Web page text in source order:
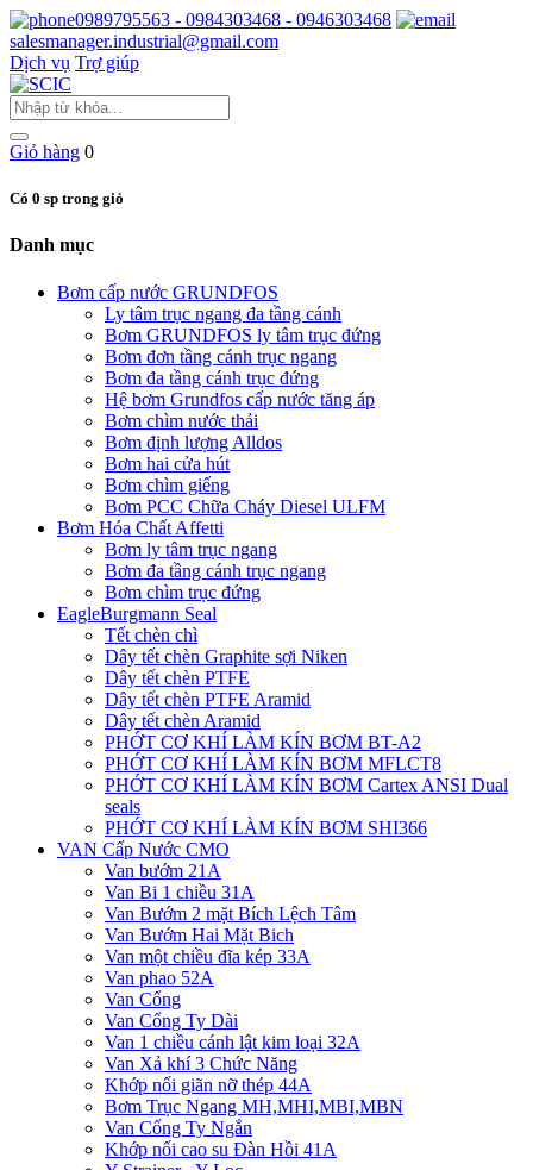
0989795563 - 0984303468 - 0946303468
salesmanager.industrial@gmail.com
Dịch vụ Trợ giúp
Giỏ hàng 0
Có 0 sp trong giỏ
Danh mục
Bơm cấp nước GRUNDFOS
Ly tâm trục ngang đa tầng cánh
Bơm GRUNDFOS ly tâm trục đứng
Bơm đơn tầng cánh trục ngang
Bơm đa tầng cánh trục đứng
Hệ bơm Grundfos cấp nước tăng áp
Bơm chìm nước thải
Bơm định lượng Alldos
Bơm hai cửa hút
Bơm chìm giếng
Bơm PCC Chữa Cháy Diesel ULFM
Bơm Hóa Chất Affetti
Bơm ly tâm trục ngang
Bơm đa tầng cánh trục ngang
Bơm chìm trục đứng
EagleBurgmann Seal
Tết chèn chì
Dây tết chèn Graphite sợi Niken
Dây tết chèn PTFE
Dây tết chèn PTFE Aramid
Dây tết chèn Aramid
PHỚT CƠ KHÍ LÀM KÍN BƠM BT-A2
PHỚT CƠ KHÍ LÀM KÍN BƠM MFLCT8
PHỚT CƠ KHÍ LÀM KÍN BƠM Cartex ANSI Dual
seals
PHỚT CƠ KHÍ LÀM KÍN BƠM SHI366
VAN Cấp Nước CMO
Van bướm 21A
Van Bi 1 chiều 31A
Van Bướm 2 mặt Bích Lệch Tâm
Van Bướm Hai Mặt Bich
Van một chiều đĩa kép 33A
Van phao 52A
Van Cổng
Van Cổng Ty Dài
Van 1 chiều cánh lật kim loại 32A
Van Xả khí 3 Chức Năng
Khớp nối giãn nỡ thép 44A
Bơm Trục Ngang MH,MHI,MBI,MBN
Van Cổng Ty Ngắn
Khớp nối cao su Đàn Hồi 41A